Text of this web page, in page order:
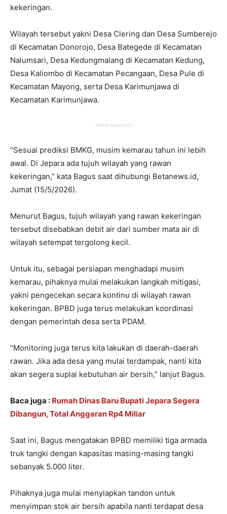
kekeringan.
Wilayah tersebut yakni Desa Clering dan Desa Sumberejo
di Kecamatan Donorojo, Desa Bategede di Kecamatan
Nalumsari, Desa Kedungmalang di Kecamatan Kedung,
Desa Kaliombo di Kecamatan Pecangaan, Desa Pule di
Kecamatan Mayong, serta Desa Karimunjawa di
Kecamatan Karimunjawa.
-Advertisement-
“Sesuai prediksi BMKG, musim kemarau tahun ini lebih
awal. Di Jepara ada tujuh wilayah yang rawan
kekeringan,” kata Bagus saat dihubungi Betanews.id,
Jumat (15/5/2026).
Menurut Bagus, tujuh wilayah yang rawan kekeringan
tersebut disebabkan debit air dari sumber mata air di
wilayah setempat tergolong kecil.
Untuk itu, sebagai persiapan menghadapi musim
kemarau, pihaknya mulai melakukan langkah mitigasi,
yakni pengecekan secara kontinu di wilayah rawan
kekeringan. BPBD juga terus melakukan koordinasi
dengan pemerintah desa serta PDAM.
“Monitoring juga terus kita lakukan di daerah-daerah
rawan. Jika ada desa yang mulai terdampak, nanti kita
akan segera suplai kebutuhan air bersih,” lanjut Bagus.
Baca juga : Rumah Dinas Baru Bupati Jepara Segera
Dibangun, Total Anggaran Rp4 Miliar
Saat ini, Bagus mengatakan BPBD memiliki tiga armada
truk tangki dengan kapasitas masing-masing tangki
sebanyak 5.000 liter.
Pihaknya juga mulai menyiapkan tandon untuk
menyimpan stok air bersih apabila nanti terdapat desa